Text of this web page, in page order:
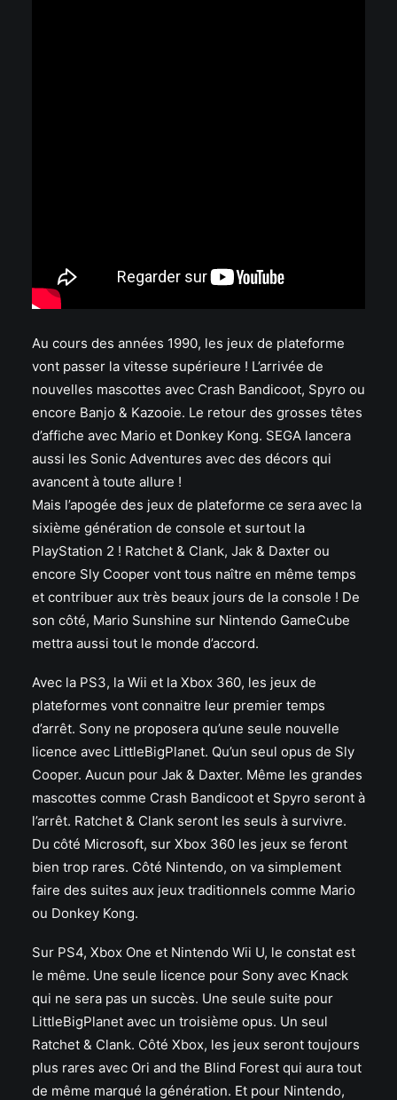
Au cours des années 1990, les jeux de plateforme
vont passer la vitesse supérieure ! L’arrivée de
nouvelles mascottes avec Crash Bandicoot, Spyro ou
encore Banjo & Kazooie. Le retour des grosses têtes
d’affiche avec Mario et Donkey Kong. SEGA lancera
aussi les Sonic Adventures avec des décors qui
avancent à toute allure !
Mais l’apogée des jeux de plateforme ce sera avec la
sixième génération de console et surtout la
PlayStation 2 ! Ratchet & Clank, Jak & Daxter ou
encore Sly Cooper vont tous naître en même temps
et contribuer aux très beaux jours de la console ! De
son côté, Mario Sunshine sur Nintendo GameCube
mettra aussi tout le monde d’accord.
Avec la PS3, la Wii et la Xbox 360, les jeux de
plateformes vont connaitre leur premier temps
d’arrêt. Sony ne proposera qu’une seule nouvelle
licence avec LittleBigPlanet. Qu’un seul opus de Sly
Cooper. Aucun pour Jak & Daxter. Même les grandes
mascottes comme Crash Bandicoot et Spyro seront à
l’arrêt. Ratchet & Clank seront les seuls à survivre.
Du côté Microsoft, sur Xbox 360 les jeux se feront
bien trop rares. Côté Nintendo, on va simplement
faire des suites aux jeux traditionnels comme Mario
ou Donkey Kong.
Sur PS4, Xbox One et Nintendo Wii U, le constat est
le même. Une seule licence pour Sony avec Knack
qui ne sera pas un succès. Une seule suite pour
LittleBigPlanet avec un troisième opus. Un seul
Ratchet & Clank. Côté Xbox, les jeux seront toujours
plus rares avec Ori and the Blind Forest qui aura tout
de même marqué la génération. Et pour Nintendo,